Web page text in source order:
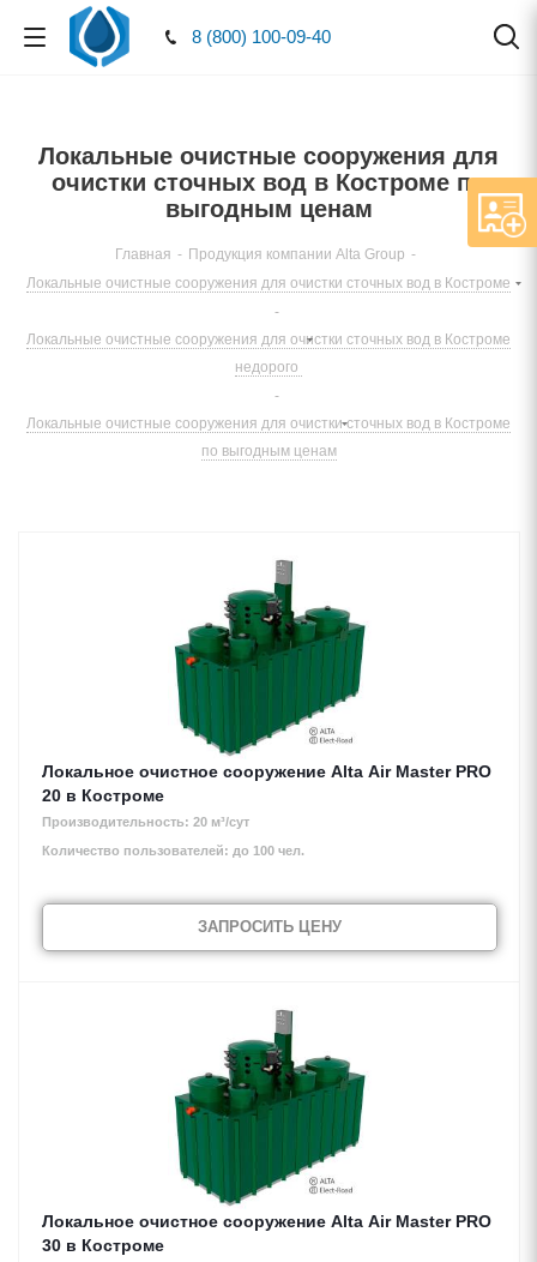
8 (800) 100-09-40
Локальные очистные сооружения для
очистки сточных вод в Костроме по
выгодным ценам
Главная - Продукция компании Alta Group -
Локальные очистные сооружения для очистки сточных вод в Костроме
-
Локальные очистные сооружения для очистки сточных вод в Костроме
недорого
-
Локальные очистные сооружения для очистки сточных вод в Костроме
по выгодным ценам
Локальное очистное сооружение Alta Air Master PRO
20 в Костроме
Производительность: 20 м³/сут
Количество пользователей: до 100 чел.
ЗАПРОСИТЬ ЦЕНУ
Локальное очистное сооружение Alta Air Master PRO
30 в Костроме